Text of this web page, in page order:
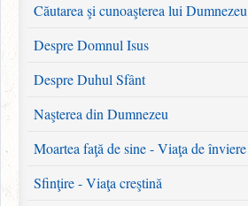
Căutarea şi cunoaşterea lui Dumnezeu
Despre Domnul Isus
Despre Duhul Sfânt
Naşterea din Dumnezeu
Moartea faţă de sine - Viaţa de înviere
Sfinţire - Viaţa creştină